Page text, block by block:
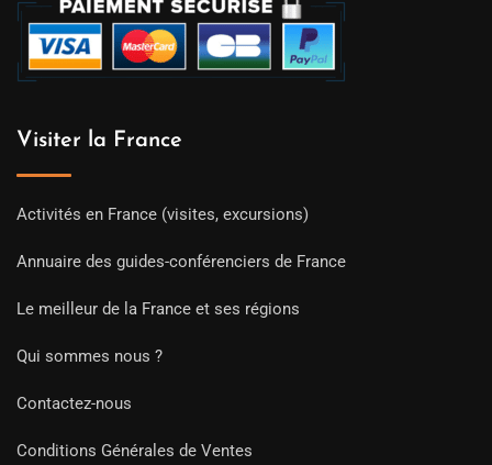
Visiter la France
Activités en France (visites, excursions)
Annuaire des guides-conférenciers de France
Le meilleur de la France et ses régions
Qui sommes nous ?
Contactez-nous
Conditions Générales de Ventes